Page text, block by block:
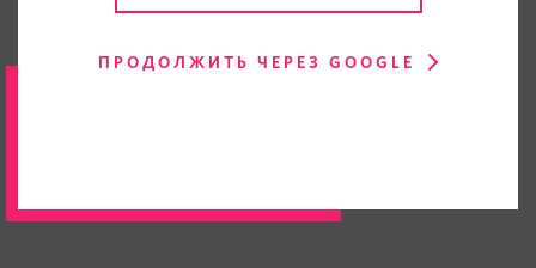
ПРОДОЛЖИТЬ ЧЕРЕЗ GOOGLE